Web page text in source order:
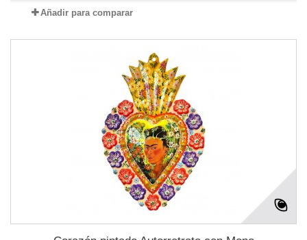
Añadir para comparar